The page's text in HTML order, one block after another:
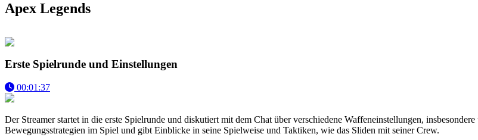
Apex Legends
Erste Spielrunde und Einstellungen
00:01:37
Der Streamer startet in die erste Spielrunde und diskutiert mit dem Chat über verschiedene Waffeneinstellungen,
Bewegungsstrategien im Spiel und gibt Einblicke in seine Spielweise und Taktiken, wie das Sliden mit seiner Crew.